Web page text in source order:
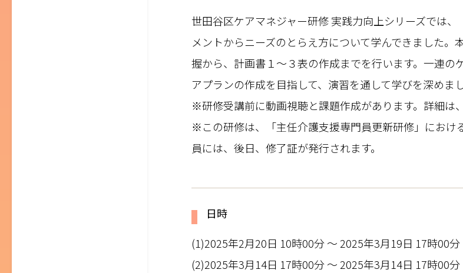
世田谷区ケアマネジャー研修 実践力向上シリーズでは
メントからニーズのとらえ方について学んできました
握から、計画書１～３表の作成までを行います。一連
アプランの作成を目指して、演習を通して学びを深めまし
※研修受講前に動画視聴と課題作成があります。詳細は
※この研修は、「主任介護支援専門員更新研修」におけ
員には、後日、修了証が発行されます。
日時
(1)2025年2月20日 10時00分 ～ 2025年3月19日 17時00分
(2)2025年3月14日 17時00分 ～ 2025年3月14日 17時00分